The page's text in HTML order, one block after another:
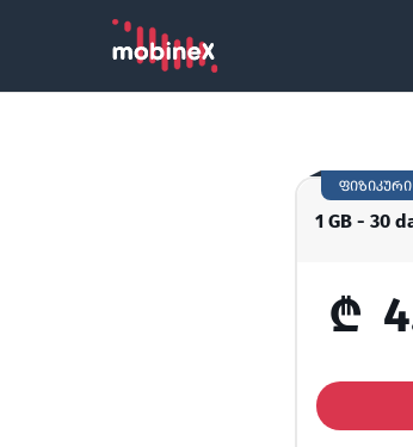
1 GB - 30
ფიზიკური
₾